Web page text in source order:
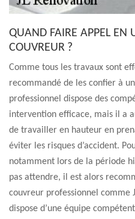
QUAND FAIRE APPEL EN
COUVREUR ?
Comme tous les travaux sont
recommandé de les confier à
professionnel dispose des
intervention efficace, mais il a
de travailler en hauteur en
éviter les risques d’accident.
notamment lors de la période
pas attendre, il est alors
couvreur professionnel comme
dispose d’une équipe